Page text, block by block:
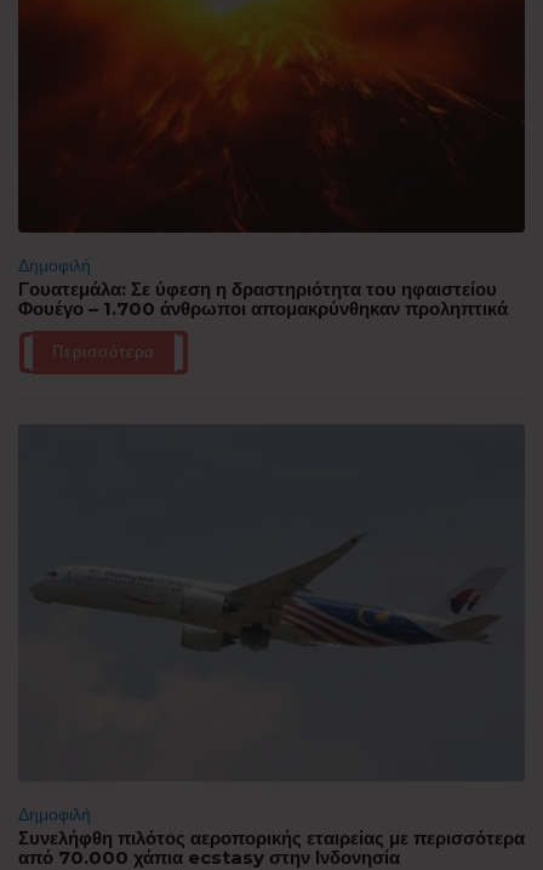
Δημοφιλή
Γουατεμάλα: Σε ύφεση η δραστηριότητα του ηφαιστείου
Φουέγο – 1.700 άνθρωποι απομακρύνθηκαν προληπτικά
Περισσότερα
Δημοφιλή
Συνελήφθη πιλότος αεροπορικής εταιρείας με περισσότερα
από 70.000 χάπια ecstasy στην Ινδονησία